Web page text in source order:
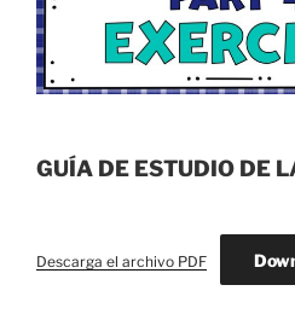
GUÍA DE ESTUDIO DE
Descarga el archivo PDF